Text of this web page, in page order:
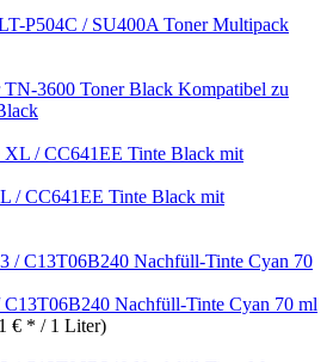
P504C / SU400A Toner Multipack
Kompatibel zu
/ CC641EE Tinte Black mit
C13T06B240 Nachfüll-Tinte Cyan 70 ml
€ * / 1 Liter)